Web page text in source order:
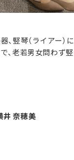
竪琴（ライアー
老若男女問わず
井 奈穂美